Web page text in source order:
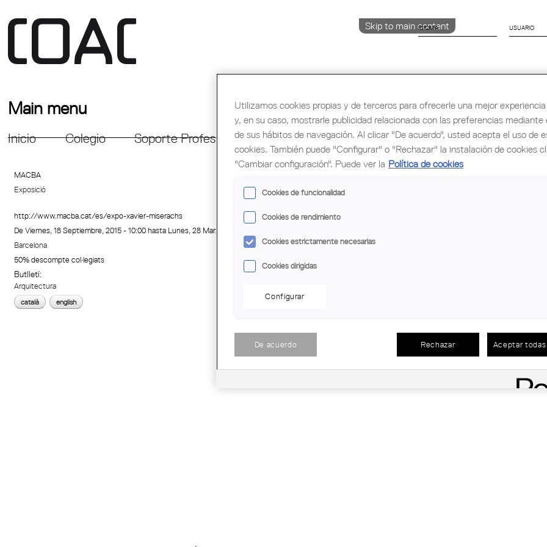
Skip to main content
IDIOMA
ESPAÑOL
Main menu
Inicio Colegio Soporte Profesional Formación y Ocupación Cultura
Congreso
MACBA
Exposició
http://www.macba.cat/es/expo-xavier-miserachs
DeViernes, 18 Septiembre, 2015 - 10:00hasta Lunes, 28 Marzo, 2016 - 20:00
Barcelona
50% descompte col·legiats
Butlletí:
Arquitectura
català english
Utilizamos cookies propias y de terceros para ofrecerle una mejor
y, en su caso, mostrarle publicidad relacionada con las preferencias mediante
de sus hábitos de navegación. Al clicar "De acuerdo", usted acepta el uso de
cookies. También puede "Configurar" o "Rechazar" la instalación de cookies
"Cambiar configuración". Puede ver la Política de cookies
Cookies de funcionalidad
Cookies de rendimiento
Cookies estrictamente necesarias
Cookies dirigidas
Configurar
De acuerdo Rechazar Aceptar